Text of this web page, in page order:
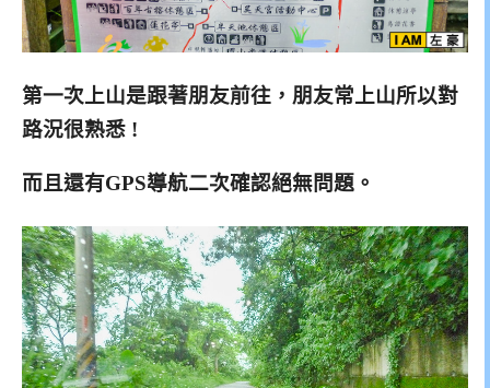
第一次上山是跟著朋友前往，朋友常上山所以對
路況很熟悉 !
而且還有GPS導航二次確認絕無問題。